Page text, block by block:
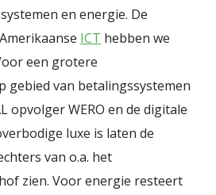
als milieu-econoom en
in het bedrijfsleven
van GroenLinks
werk ik voor de provincie
aan Sargasso zijn op
opSargasso's Mastodon
en energie. De
ICT hebben we
een grotere
gebied van betalingssystemen
opvolger WERO en de digitale
luxe is laten de
van o.a. het
zien. Voor energie resteert